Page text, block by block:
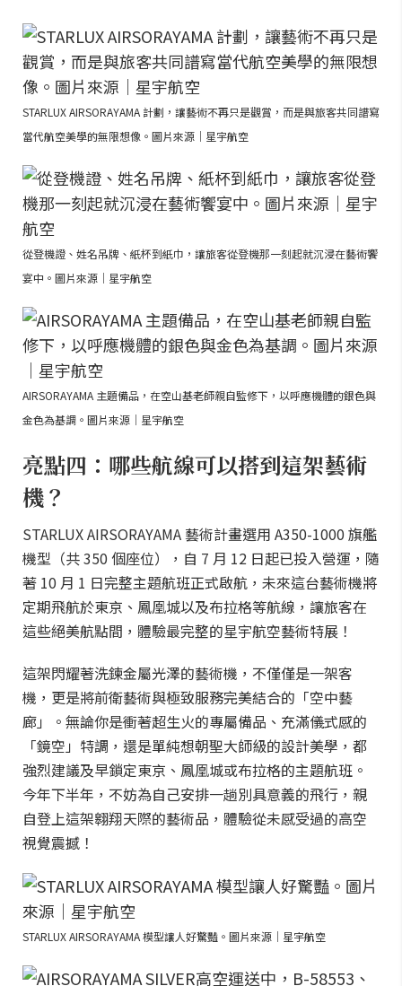
STARLUX AIRSORAYAMA 計劃，讓藝術不再只是觀賞，而是與旅客共同譜寫
當代航空美學的無限想像。圖片來源｜星宇航空
從登機證、姓名吊牌、紙杯到紙巾，讓旅客從登機那一刻起就沉浸在藝術饗
宴中。圖片來源｜星宇航空
AIRSORAYAMA 主題備品，在空山基老師親自監修下，以呼應機體的銀色與
金色為基調。圖片來源｜星宇航空
亮點四：哪些航線可以搭到這架藝術
機？
STARLUX AIRSORAYAMA 藝術計畫選用 A350-1000 旗艦
機型（共 350 個座位），自 7 月 12 日起已投入營運，隨
著 10 月 1 日完整主題航班正式啟航，未來這台藝術機將
定期飛航於東京、鳳凰城以及布拉格等航線，讓旅客在
這些絕美航點間，體驗最完整的星宇航空藝術特展！
這架閃耀著洗鍊金屬光澤的藝術機，不僅僅是一架客
機，更是將前衛藝術與極致服務完美結合的「空中藝
廊」。無論你是衝著超生火的專屬備品、充滿儀式感的
「鏡空」特調，還是單純想朝聖大師級的設計美學，都
強烈建議及早鎖定東京、鳳凰城或布拉格的主題航班。
今年下半年，不妨為自己安排一趟別具意義的飛行，親
自登上這架翱翔天際的藝術品，體驗從未感受過的高空
視覺震撼！
STARLUX AIRSORAYAMA 模型讓人好驚豔。圖片來源｜星宇航空